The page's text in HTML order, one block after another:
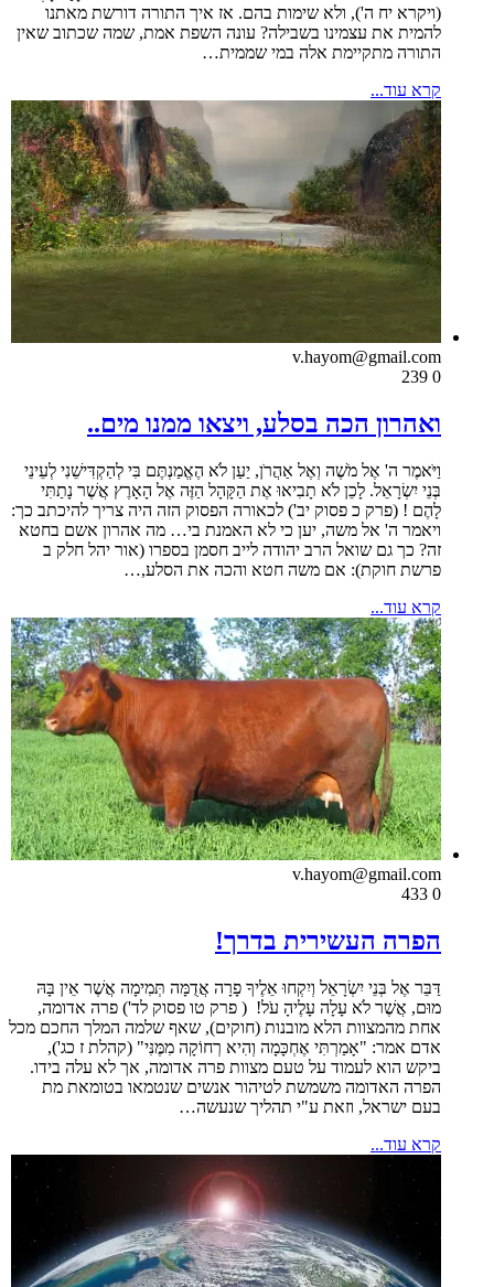
(ויקרא יח ה'), ולא שימות בהם. אז איך התורה דורשת מאתנו
להמית את עצמינו בשבילה? עונה השפת אמת, שמה שכתוב שאין
התורה מתקיימת אלה במי שממית…
קרא עוד...
v.hayom@gmail.com
0
ואהרון הכה בסלע, ויצאו ממנו מים..
וַיֹּאמֶר ה' אֶל מֹשֶׁה וְאֶל אַהֲרֹן, יַעַן לֹא הֶאֱמַנְתֶּם בִּי לְהַקְדִּישֵׁנִי לְעֵינֵי
בְּנֵי יִשְׂרָאֵל. לָכֵן לֹא תָבִיאוּ אֶת הַקָּהָל הַזֶּה אֶל הָאָרֶץ אֲשֶׁר נָתַתִּי
לָהֶם ! (פרק כ פסוק יב') לכאורה הפסוק הזה היה צריך להיכתב כך:
ויאמר ה' אל משה, יען כי לא האמנת בי… מה אהרון אשם בחטא
זה? כך גם שואל הרב יהודה לייב חסמן בספרו (אור יהל חלק ב
פרשת חוקת): אם משה חטא והכה את הסלע,…
קרא עוד...
v.hayom@gmail.com
0
הפרה העשירית בדרך!
דַּבֵּר אֶל בְּנֵי יִשְׂרָאֵל וְיִקְחוּ אֵלֶיךָ פָרָה אֲדֻמָּה תְּמִימָה אֲשֶׁר אֵין בָּהּ
מוּם, אֲשֶׁר לֹא עָלָה עָלֶיהָ עֹל! ( פרק טו פסוק לד') פרה אדומה,
אחת מהמצוות הלא מובנות (חוקים), שאף שלמה המלך החכם מכל
אדם אמר: "אָמַרְתִּי אֶחְכָּמָה וְהִיא רְחוֹקָה מִמֶּנִּי" (קהלת ז כג'),
ביקש הוא לעמוד על טעם מצוות פרה אדומה, אך לא עלה בידו.
הפרה האדומה משמשת לטיהור אנשים שנטמאו בטומאת מת
בעם ישראל, וזאת ע"י תהליך שנעשה…
קרא עוד...